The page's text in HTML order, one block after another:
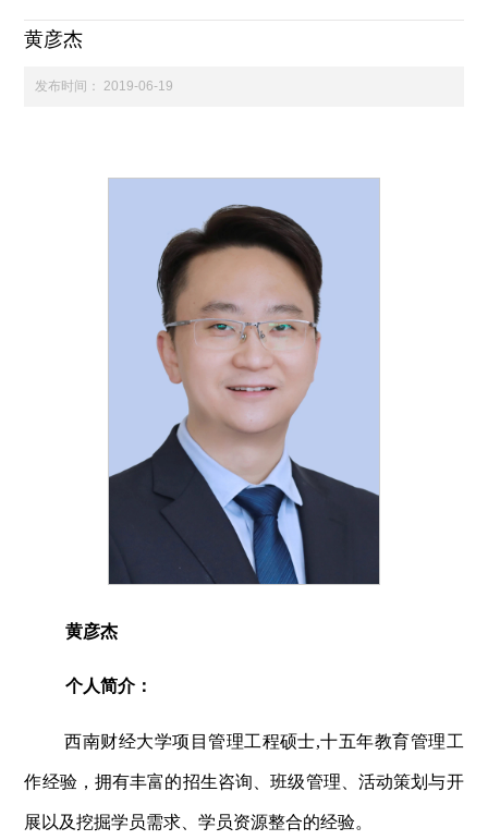
百年校庆
黄彦杰
发布时间： 2019-06-19
黄彦杰
个人简介：
西南财经大学项目管理工程硕士,十五年教育管理工
作经验，拥有丰富的招生咨询、班级管理、活动策划与开
展以及挖掘学员需求、学员资源整合的经验。